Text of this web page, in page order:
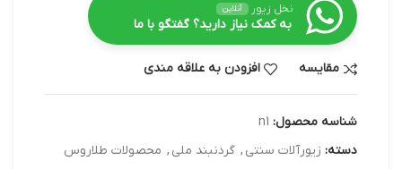
نخل زیور آنلاین
به کمک نیاز دارید؟ گفتگو با ما
مقایسه افزودن به علاقه مندی
شناسه محصول: n1
دسته: زیورآلات سنتی , گردنبند ملی , محصولات طلاروس